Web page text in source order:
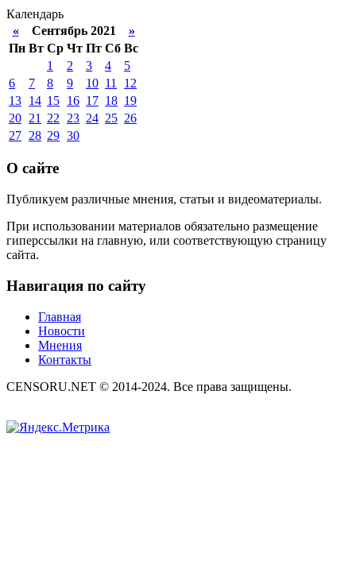
Календарь
«Сентябрь 2021 »
Пн Вт Ср Чт Пт Сб Вс
1
2 3 4
5
6
7 8 9 10 11
12
13 14 15 16 17 18 19
20 21 22 23 24 25 26
27 28 29 30
О сайте
Публикуем различные мнения, статьи и видеоматериалы.
При использовании материалов обязательно размещение
гиперссылки на главную, или соответствующую страницу
сайта.
Навигация по сайту
Главная
Новости
Мнения
Контакты
CENSORU.NET © 2014-2024. Все права защищены.